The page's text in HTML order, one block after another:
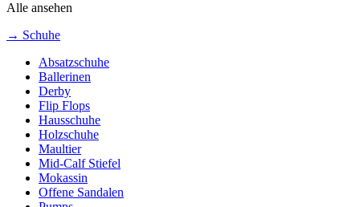
Alle ansehen
→ Schuhe
Absatzschuhe
Ballerinen
Derby
Flip Flops
Hausschuhe
Holzschuhe
Maultier
Mid-Calf Stiefel
Mokassin
Offene Sandalen